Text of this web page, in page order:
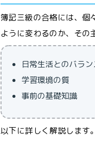
簿記三級の合格には、個
ように変わるのか、その
日常生活とのバラン
学習環境の質
事前の基礎知識
以下に詳しく解説します。